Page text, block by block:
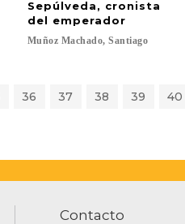
Sepúlveda, cronista
del emperador
Muñoz Machado, Santiago
36 37 38 39 40
Contacto